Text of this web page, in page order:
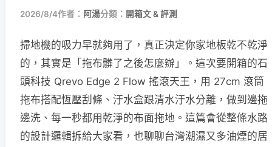
2026/8/4作者： 阿湯分類： 開箱文 & 評測
掃地機的吸力早就夠用了，真正決定你家地板乾不乾淨
的，其實是「拖布髒了之後怎麼辦」。這次要開箱的石
頭科技 Qrevo Edge 2 Flow 搖滾天王，用 27cm 滾筒
拖布搭配恆壓刮條、汙水盒跟清水汙水分離，做到邊拖
邊洗、每一秒都用乾淨的布面拖地。這篇會從整條水路
的設計邏輯拆給大家看，也聊聊台灣潮濕又多油煙的居